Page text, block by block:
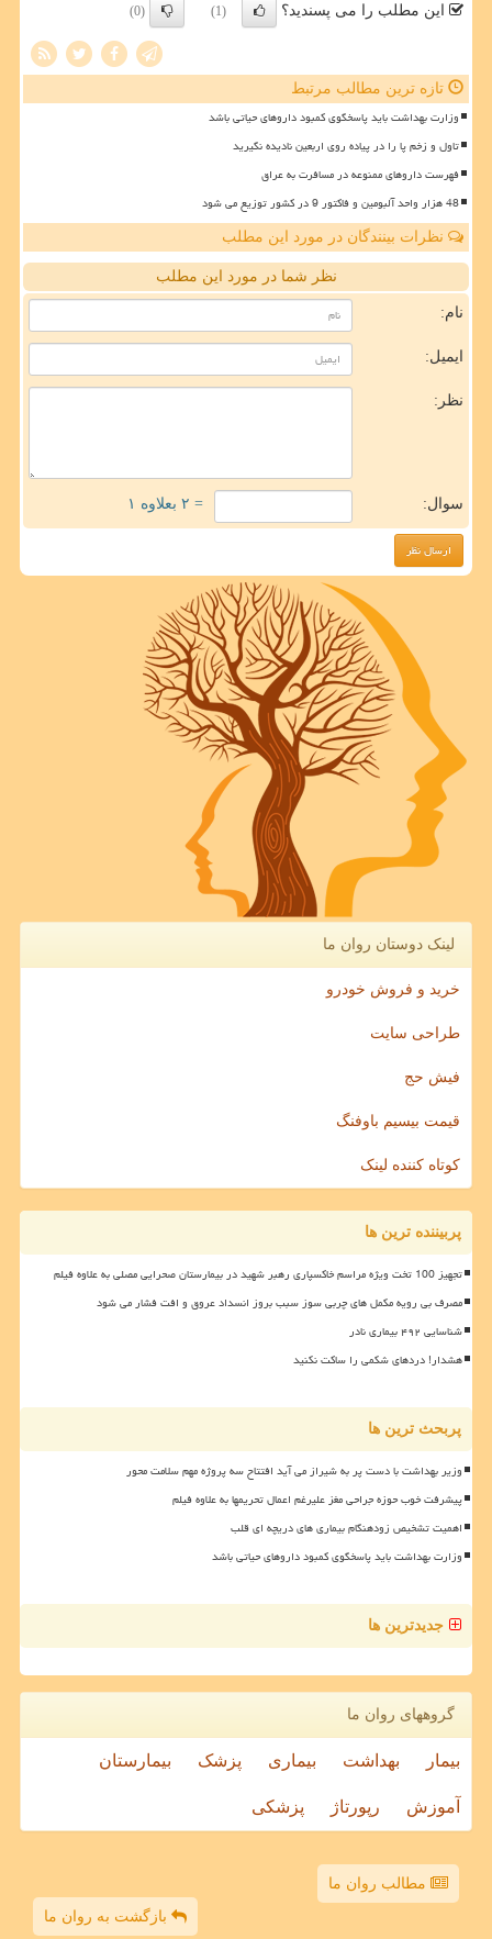
این مطلب را می پسندید؟ (1)
(0)
تازه ترین مطالب مرتبط
وزارت بهداشت باید پاسخگوی کمبود داروهای حیاتی باشد
تاول و زخم پا را در پیاده روی اربعین نادیده نگیرید
فهرست داروهای ممنوعه در مسافرت به عراق
48 هزار واحد آلبومین و فاکتور 9 در کشور توزیع می شود
نظرات بینندگان در مورد این مطلب
نظر شما در مورد این مطلب
نام:
ایمیل:
نظر:
سوال: = ۲ بعلاوه ۱
لینک دوستان روان ما
خرید و فروش خودرو
طراحی سایت
فیش حج
قیمت بیسیم باوفنگ
کوتاه کننده لینک
پربیننده ترین ها
تجهیز 100 تخت ویژه مراسم خاکسپاری رهبر شهید در بیمارستان صحرایی مصلی به علاوه فیلم
مصرف بی رویه مکمل های چربی سوز سبب بروز انسداد عروق و افت فشار می شود
شناسایی ۴۹۲ بیماری نادر
هشدار! دردهای شکمی را ساکت نکنید
پربحث ترین ها
وزیر بهداشت با دست پر به شیراز می آید افتتاح سه پروژه مهم سلامت محور
پیشرفت خوب حوزه جراحی مغز علیرغم اعمال تحریمها به علاوه فیلم
اهمیت تشخیص زودهنگام بیماری های دریچه ای قلب
وزارت بهداشت باید پاسخگوی کمبود داروهای حیاتی باشد
جدیدترین ها
گروههای روان ما
بیمار بهداشت بیماری پزشک بیمارستان
آموزش رپورتاژ پزشکی
مطالب روان ما
بازگشت به روان ما